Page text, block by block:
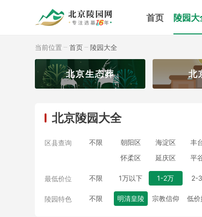
首页 陵园大
当前位置 首页 陵园大全
北京生态葬 北
北京陵园大全
区县查询 不限 朝阳区 海淀区 丰
怀柔区
延庆区 平
最低价位 不限 1万以下 1-2万 2-
陵园特色 不限 明清皇陵 宗教信仰 低价